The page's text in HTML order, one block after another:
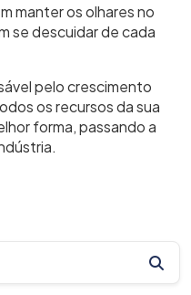
manter os olhares no
se descuidar de cada
pelo crescimento
os recursos da sua
forma, passando a